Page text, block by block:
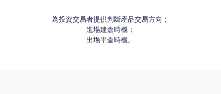
為投資交易者提供判斷產品交易方向；
進場建倉時機；
出場平倉時機。